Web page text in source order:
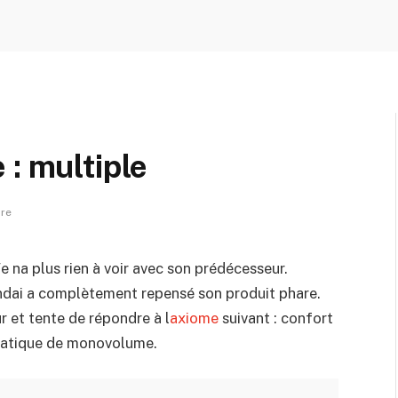
: multiple
plus rien à voir avec son prédécesseur.
a complètement repensé son produit phare.
et tente de répondre à laxiome suivant : confort
de monovolume.